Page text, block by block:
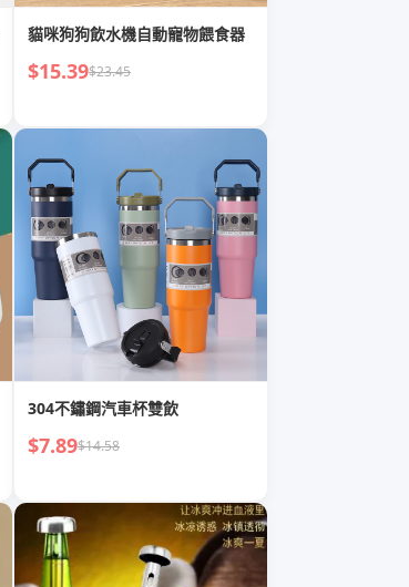
貓咪狗狗飲水機自動寵物餵食器
$15.39$23.45
304不鏽鋼汽車杯雙飲
$7.89$14.58